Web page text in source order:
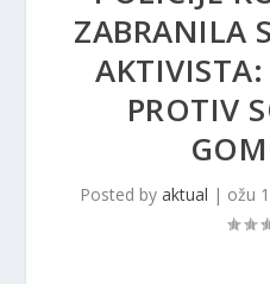
ZABRANILA
PROTIV
Posted by aktual | ožu